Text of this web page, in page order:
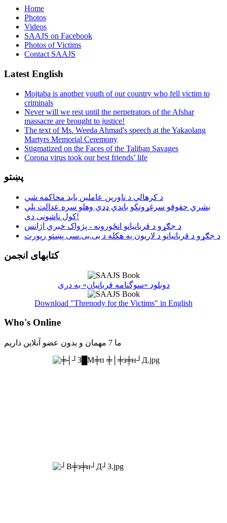
Home
Photos
Videos
SAAJS on Facebook
Photos of Victims
Contact SAAJS
Latest English
Mojtaba is another youth of our country who fell victim to
criminals
Never will we rest until the perpetrators of the Afshar
massacre are brought to justice!
The text of Ms. Weeda Ahmad's speech at the Yakaolang
Martyrs Memorial Ceremony
Stigmatized on the Faces of the Taliban Savages
Corona virus took our best friends’ life
پښتو
د کرهالې د ناورین عاملین باید محاکمه شي
بشري حقوقو سرغړونکو باندې ډډې وهلو سره عدالت پلي
کول ناشونی دی!
د جګړو د قربانیانو انځورونه - پژواک خبري اژانس
د جګړو د قربانیانو د لاریون په هکله د بی.بی.سی پښتو رپورت
کتابهای انجمن
دونلود «سوگنامه قربانیان» به دری
Download "Threnody for the Victims" in English
Who's Online
ما 7 مهمان و بدون عضو آنلاین داریم